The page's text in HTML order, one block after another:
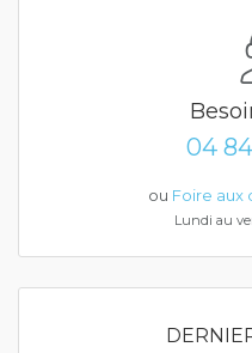
04
ou Foire aux
Lundi au